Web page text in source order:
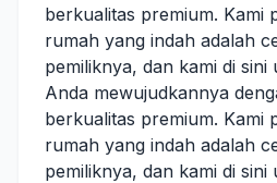
berkualitas premium. Kami
rumah yang indah adalah
pemiliknya, dan kami di
Anda mewujudkannya
berkualitas premium. Kami
rumah yang indah adalah
pemiliknya, dan kami di